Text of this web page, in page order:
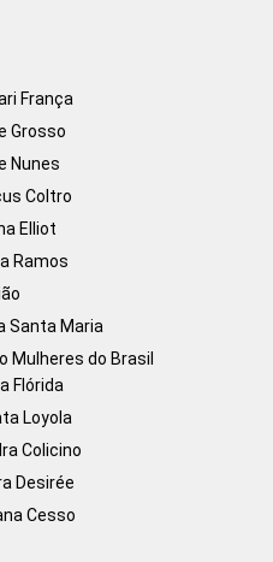
França
Grosso
Nunes
Coltro
Elliot
Ramos
Santa Maria
Mulheres do Brasil
Flórida
Loyola
Colicino
Desirée
Cesso